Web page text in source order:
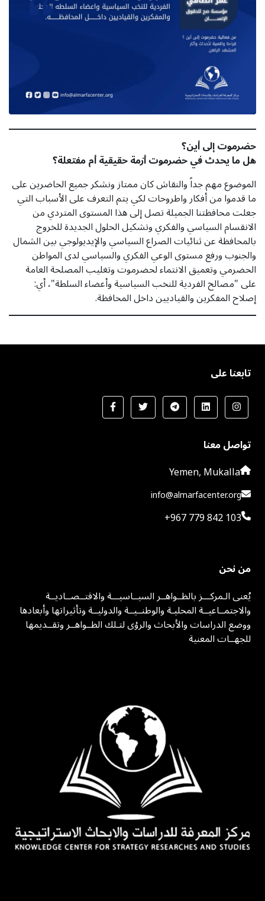
حضرموت إلى أين؟
هل ما يحدث في حضرموت أزمة حقيقية أم مفتعلة؟
الموضوع مهم جداً والنقاش كان ممتاز ونشكر جميع الحاضرين على
ما قدموا من أفكار واطروحات لكي يتم التعرف على الأسباب التي
جعلت محافظتنا الجميلة تصل إلى هذا المستوى المتردي من
الانقسام السياسي والفكري وتشكيل الحلول الجديدة للخروج
بالمحافظة عن ثنائيات الصراع السياسي والإيديولوجي بين الشمال
والجنوب ورفع مستوى الوعي الفكري والسياسي لدى المواطن
الحضرمي وتعميق الانتماء لحضرموت وتغليب المصلحة العامة
على "مصالح الفردية للنخب السياسية وأعضاء السلطة"، أي:
إصلاح المفكرين والقياديين داخل المحافظة.
تابعنا على
تواصل معنا
Yemen, Mukalla
info@almarfacenter.org
+967 779 842 103
من نحن
يُعنى الـمركـــز بالظــواهــر السيــاسيـــة والاقتــصــاديــة
والاجتمــاعيــة المحليـة والوطنــيــة والدوليــة وتأثيراتها وأبعادها
ووضع الدراسات والأبحاث والرؤى لتـلك الظــواهــر وتقــديمها
للجهــات المعنية